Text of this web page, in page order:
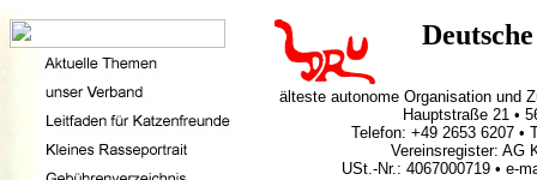
älteste autonome Organisation und
Hauptstraße 21 •
Telefon: +49 2653 6207 •
Vereinsregister: AG
USt.-Nr.: 4067000719 • e-